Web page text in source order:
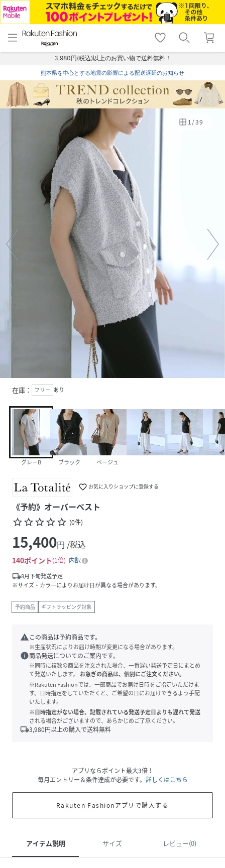
menu home
トップ
shopping_cart lock_outline
ログイン
3,980円(税込)以上のお買い物で送料無料！
熊本県を中心とする地震の影響による配送遅延のお知らせ
1/39
在庫： フリー あり
グレーB ブラック ベージュ
favorite_border お気に入りショップに登録する
《予約》オーバーベスト
star_borderstar_borderstar_borderstar_borderstar_border (0件)
15,400円 /税込
140ポイント 1倍
内訳
local_shipping8月下旬発送予定
※サイズ・カラーによりお届け日が異なる場合があります。
予約商品 ギフトラッピング対象
warning この商品は予約商品です。
※生産状況によりお届け時期が変更になる場合があります。
info商品発送についてのご案内です。
※同時に複数の商品を注文された場合、一番遅い発送予定日にまとめ
て発送いたします。
お急ぎの商品は、個別にご注文ください。
※Rakuten Fashionでは、一部商品でお届け日時をご指定いただけま
す。日時指定をしていただくと、ご希望の日にお届けできるよう手配
いたします。
※日時指定がない場合、記載されている発送予定日よりも遅れて発送
される場合がございますので、あらかじめご了承ください。
local_shipping3,980円以上の購入で送料無料
アプリならポイント最大3倍！
毎月エントリー＆条件達成が必要です。 詳しくはこちら
Rakuten Fashionアプリで購入する
アイテム説明 サイズ レビュー(0)